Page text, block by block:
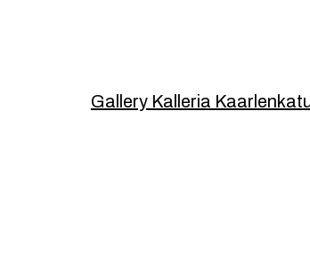
Gallery Kalleria